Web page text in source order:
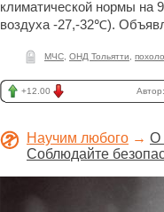
климатической нормы на
воздуха -27,-32℃).
МЧС ОНД Тольятти
+12.00
Научим любого → О
Соблюдайте